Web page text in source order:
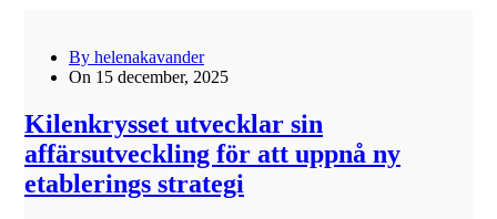
By helenakavander
On 15 december, 2025
Kilenkrysset utvecklar sin
affärsutveckling för att uppnå ny
etablerings strategi